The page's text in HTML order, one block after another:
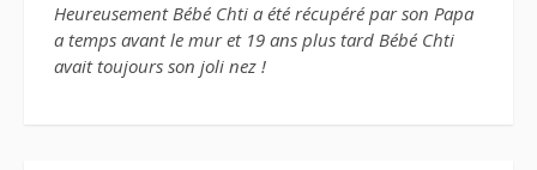
Heureusement Bébé Chti a été récupéré par son Papa
a temps avant le mur et 19 ans plus tard Bébé Chti
avait toujours son joli nez !